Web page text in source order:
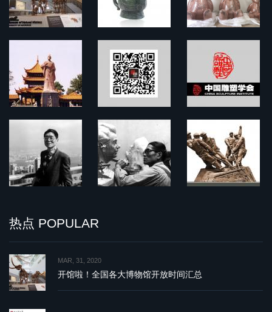
热点 POPULAR
MAR, 31, 2020
开馆啦！全国各大博物馆开放时间汇总